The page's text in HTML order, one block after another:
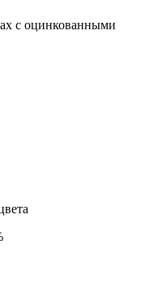
с оцинкованными